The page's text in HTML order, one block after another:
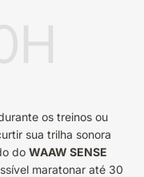
os treinos ou
sua trilha sonora
do WAAW SENSE
maratonar até 30